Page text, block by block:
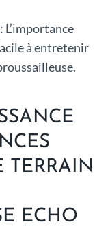
: L’importance
à entretenir
TERRAIN
ECHO